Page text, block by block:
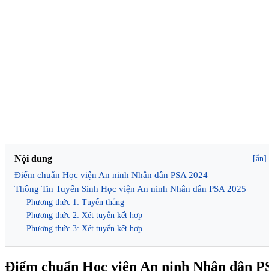
Nội dung [ẩn]
Điểm chuẩn Học viện An ninh Nhân dân PSA 2024
Thông Tin Tuyển Sinh Học viện An ninh Nhân dân PSA 2025
Phương thức 1: Tuyển thẳng
Phương thức 2: Xét tuyển kết hợp
Phương thức 3: Xét tuyển kết hợp
Điểm chuẩn Học viện An ninh Nhân dân